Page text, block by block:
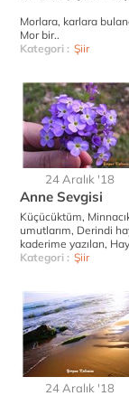
Morlara, karlara
Mor bir..
Kategori : Şiir
24 Aralık '18
Anne Sevgisi
Küçücüktüm,
umutlarım, Derindi
kaderime yazılan,
Kategori : Şiir
24 Aralık '18